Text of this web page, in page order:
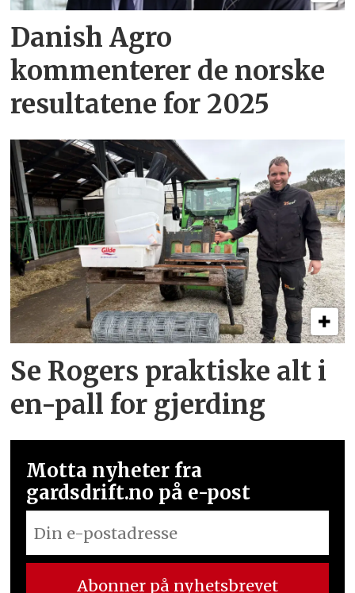
Danish Agro
kommenterer de norske
resultatene for 2025
Se Rogers praktiske alt i
en-pall for gjerding
Motta nyheter fra
gardsdrift.no på e-post